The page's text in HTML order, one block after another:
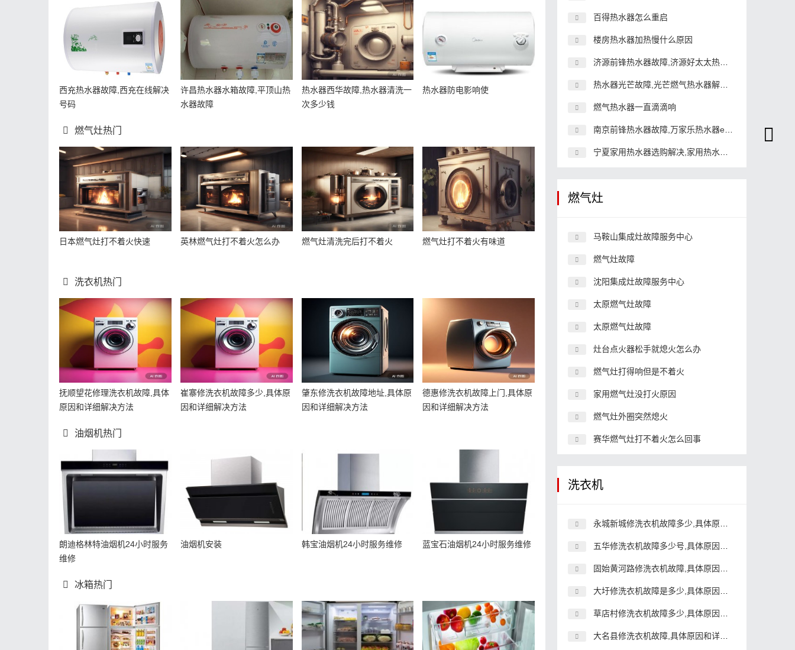
西充热水器故障,西充在线解决
号码
许昌热水器水箱故障,平顶山热
水器故障
热水器西华故障,热水器清洗一
次多少钱
热水器防电影响使
燃气灶热门
日本燃气灶打不着火快速 英林燃气灶打不着火怎么办 燃气灶清洗完后打不着火 燃气灶打不着火有味道
洗衣机热门
抚顺望花修理洗衣机故障,具体
原因和详细解决方法
崔寨修洗衣机故障多少,具体原
因和详细解决方法
肇东修洗衣机故障地址,具体原
因和详细解决方法
德惠修洗衣机故障上门,具体原
因和详细解决方法
油烟机热门
朗迪格林特油烟机24小时服务
维修
油烟机安装 韩宝油烟机24小时服务维修 蓝宝石油烟机24小时服务维修
冰箱热门
百得热水器怎么重启
楼房热水器加热慢什么原因
济源前锋热水器故障,济源好太太热水器故障
热水器光芒故障,光芒燃气热水器解决服务维修号码
燃气热水器一直滴滴响
南京前锋热水器故障,万家乐热水器e2故障怎么解决
宁夏家用热水器选购解决,家用热水器排行榜
燃气灶
马鞍山集成灶故障服务中心
燃气灶故障
沈阳集成灶故障服务中心
太原燃气灶故障
太原燃气灶故障
灶台点火器松手就熄火怎么办
燃气灶打得响但是不着火
家用燃气灶没打火原因
燃气灶外圈突然熄火
赛华燃气灶打不着火怎么回事
洗衣机
永城新城修洗衣机故障多少,具体原因和详细解决方法
五华修洗衣机故障多少号,具体原因和详细解决方法
固始黄河路修洗衣机故障,具体原因和详细解决方法
大圩修洗衣机故障是多少,具体原因和详细解决方法
草店村修洗衣机故障多少,具体原因和详细解决方法
大名县修洗衣机故障,具体原因和详细解决方法